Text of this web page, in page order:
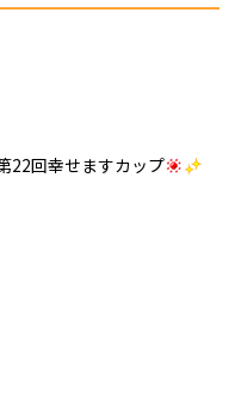
22回幸せますカップ